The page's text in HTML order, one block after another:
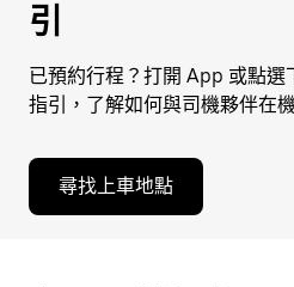
引
已預約行程？打開 App 或點選
指引，了解如何與司機夥伴在
尋找上車地點